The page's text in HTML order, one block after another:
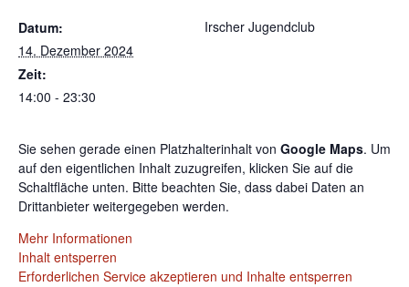
Datum:
14. Dezember 2024
Zeit:
14:00 - 23:30
Irscher Jugendclub
Sie sehen gerade einen Platzhalterinhalt von Google Maps. Um
auf den eigentlichen Inhalt zuzugreifen, klicken Sie auf die
Schaltfläche unten. Bitte beachten Sie, dass dabei Daten an
Drittanbieter weitergegeben werden.
Mehr Informationen
Inhalt entsperren
Erforderlichen Service akzeptieren und Inhalte entsperren